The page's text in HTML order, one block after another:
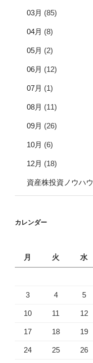
03月 (85)
04月 (8)
05月 (2)
06月 (12)
07月 (1)
08月 (11)
09月 (26)
10月 (6)
12月 (18)
資産株投資ノウハウ
カレンダー
月
火 水
3 4 5
10 11 12
17 18 19
24 25 26